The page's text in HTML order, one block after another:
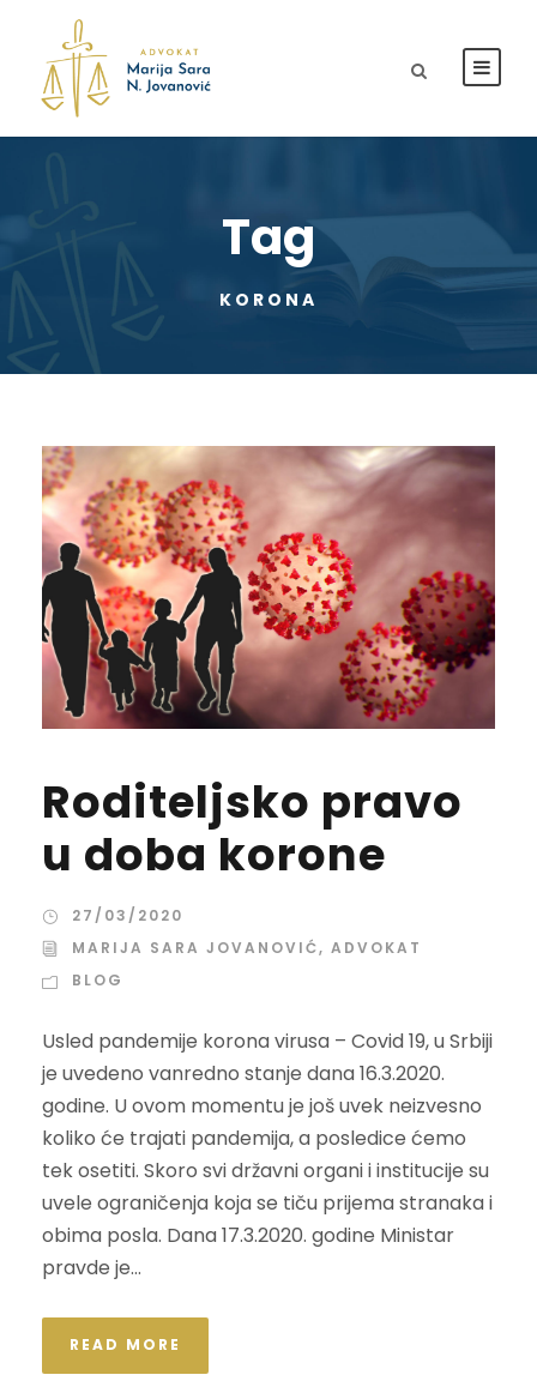
Tag
KORONA
Roditeljsko pravo
u doba korone
27/03/2020
MARIJA SARA JOVANOVIĆ, ADVOKAT
BLOG
Usled pandemije korona virusa – Covid 19, u Srbiji
je uvedeno vanredno stanje dana 16.3.2020.
godine. U ovom momentu je još uvek neizvesno
koliko će trajati pandemija, a posledice ćemo
tek osetiti. Skoro svi državni organi i institucije su
uvele ograničenja koja se tiču prijema stranaka i
obima posla. Dana 17.3.2020. godine Ministar
pravde je...
READ MORE